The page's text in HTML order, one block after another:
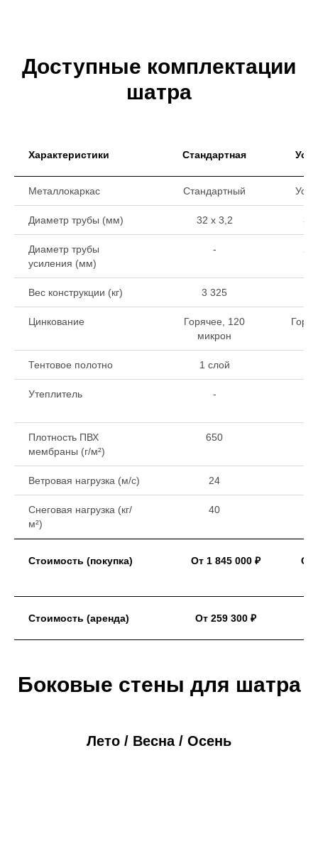
Доступные комплектации
шатра
Характеристики Стандартная
Металлокаркас Стандартный
Диаметр трубы (мм) 32 х 3,2 32
Диаметр трубы
усиления (мм)
-
Вес конструкции (кг) 3 325
Цинкование
Горячее, 120
микрон
Тентовое полотно 1 слой
Утеплитель -
Плотность ПВХ
мембраны (г/м²)
650
Ветровая нагрузка (м/с) 24
Снеговая нагрузка (кг/
м²)
40
Стоимость (покупка) От 1 845 000 ₽ От
Стоимость (аренда) От 259 300 ₽
Боковые стены для шатра
Лето / Весна / Осень